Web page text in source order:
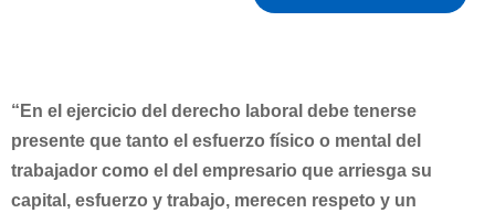
“En el ejercicio del derecho laboral debe tenerse
presente que tanto el esfuerzo físico o mental del
trabajador como el del empresario que arriesga su
capital, esfuerzo y trabajo, merecen respeto y un